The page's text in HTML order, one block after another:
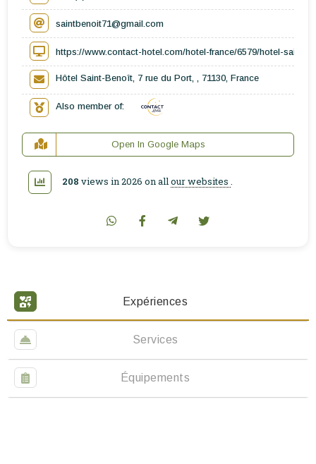
Expériences
Services
Équipements
saintbenoit71@gmail.com
https://www.contact-hotel.com/hotel-france/6579/hotel-saint-
Hôtel Saint-Benoît, 7 rue du Port, , 71130, France
Also member of:
Open In Google Maps
208 views in 2026 on all our websites